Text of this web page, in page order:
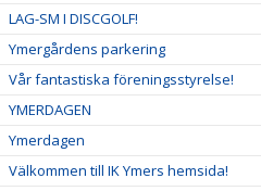
LAG-SM I DISCGOLF!
Ymergårdens parkering
Vår fantastiska föreningsstyrelse!
YMERDAGEN
Ymerdagen
Välkommen till IK Ymers hemsida!